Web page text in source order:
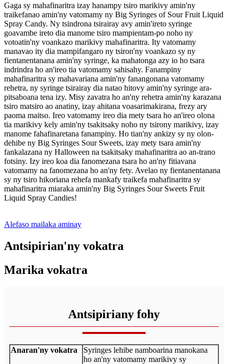
Gaga sy mahafinaritra izay hanampy tsiro marikivy amin'ny
traikefanao amin'ny vatomamy ny Big Syringes of Sour Fruit Liquid
Spray Candy. Ny tsindrona tsirairay avy amin'ireto syringe
goavambe ireto dia manome tsiro mampientam-po noho ny
votoatin'ny voankazo marikivy mahafinaritra. Ity vatomamy
manavao ity dia mampifangaro ny tsiron'ny voankazo sy ny
fientanentanana amin'ny syringe, ka mahatonga azy io ho tsara
indrindra ho an'ireo tia vatomamy sahisahy. Fanampiny
mahafinaritra sy mahavariana amin'ny fanangonana vatomamy
rehetra, ny syringe tsirairay dia natao hitovy amin'ny syringe ara-
pitsaboana tena izy. Misy zavatra ho an'ny rehetra amin'ny karazana
tsiro matsiro ao anatiny, izay ahitana voasarimakirana, frezy ary
paoma maitso. Ireo vatomamy ireo dia mety tsara ho an'ireo olona
tia marikivy kely amin'ny tsakitsaky noho ny tsirony marikivy, izay
manome fahafinaretana fanampiny. Ho tian'ny ankizy sy ny olon-
dehibe ny Big Syringes Sour Sweets, izay mety tsara amin'ny
fankalazana ny Halloween na tsakitsaky mahafinaritra ao an-trano
fotsiny. Izy ireo koa dia fanomezana tsara ho an'ny fitiavana
vatomamy na fanomezana ho an'ny fety. Avelao ny fientanentanana
sy ny tsiro hikoriana rehefa mankafy traikefa mahafinaritra sy
mahafinaritra miaraka amin'ny Big Syringes Sour Sweets Fruit
Liquid Spray Candies!
Alefaso mailaka aminay
Antsipirian'ny vokatra
Marika vokatra
Antsipiriany fohy
Anaran'ny vokatra
Syringes lehibe namboarina manokana
ho an'ny vatomamy marikivy sy